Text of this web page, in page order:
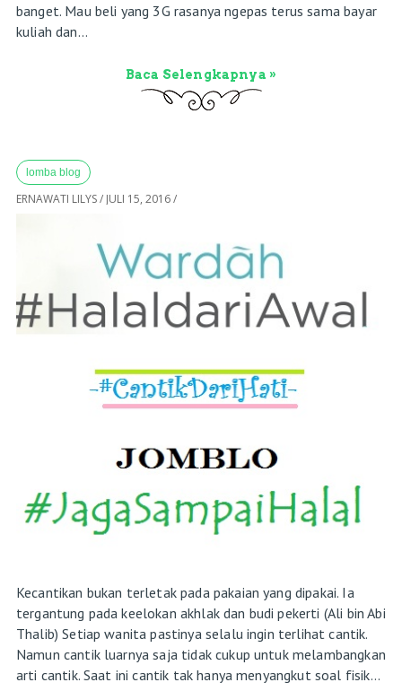
banget. Mau beli yang 3G rasanya ngepas terus sama bayar
kuliah dan...
Baca Selengkapnya »
lomba blog
ERNAWATI LILYS/ JULI 15, 2016/
Kecantikan bukan terletak pada pakaian yang dipakai. Ia
tergantung pada keelokan akhlak dan budi pekerti (Ali bin Abi
Thalib) Setiap wanita pastinya selalu ingin terlihat cantik.
Namun cantik luarnya saja tidak cukup untuk melambangkan
arti cantik. Saat ini cantik tak hanya menyangkut soal fisik...